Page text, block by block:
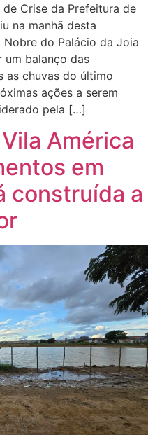
Crise da Prefeitura de
na manhã desta
do Palácio da Joia
um balanço das
as chuvas do último
ações a serem
pela […]
América
em
construída a